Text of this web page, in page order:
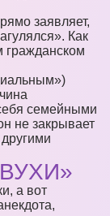
заявляет,
Как
гражданском
семейными
не закрывает
а вот